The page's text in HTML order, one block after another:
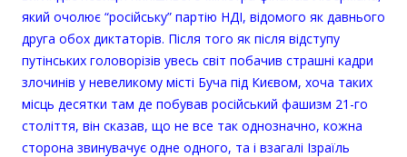
який очолює “російську” партію НДІ, відомого як давнього
друга обох диктаторів. Після того як після відступу
путінських головорізів увесь світ побачив страшні кадри
злочинів у невеликому місті Буча під Києвом, хоча таких
місць десятки там де побував російський фашизм 21-го
століття, він сказав, що не все так однозначно, кожна
сторона звинувачує одне одного, та i взагалі Ізраїль